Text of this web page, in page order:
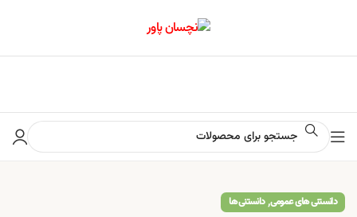
دانستنی های عمومی,دانستنی ها